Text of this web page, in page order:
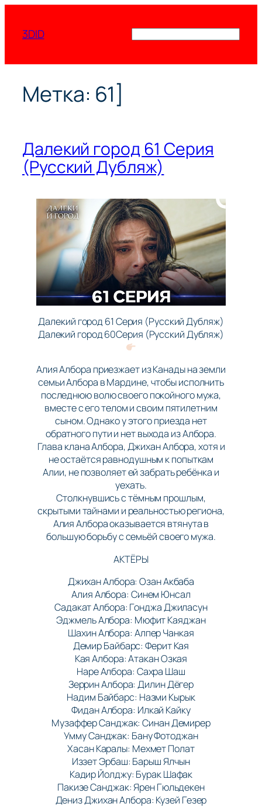
содержимому
3DID
Метка: 61]
Далекий город 61 Серия
(Русский Дубляж)
Далекий город 61 Серия (Русский Дубляж)
Далекий город 60Серия (Русский Дубляж)
Алия Албора приезжает из Канады на земли
семьи Албора в Мардине, чтобы исполнить
последнюю волю своего покойного мужа,
вместе с его телом и своим пятилетним
сыном. Однако у этого приезда нет
обратного пути и нет выхода из Албора.
Глава клана Албора, Джихан Албора, хотя и
не остаётся равнодушным к попыткам
Алии, не позволяет ей забрать ребёнка и
уехать.
Столкнувшись с тёмным прошлым,
скрытыми тайнами и реальностью региона,
Алия Албора оказывается втянута в
большую борьбу с семьёй своего мужа.
АКТЁРЫ
Джихан Албора: Озан Акбаба
Алия Албора: Синем Юнсал
Садакат Албора: Гонджа Джиласун
Эджмель Албора: Мюфит Каяджан
Шахин Албора: Алпер Чанкая
Демир Байбарс: Ферит Кая
Кая Албора: Атакан Озкая
Наре Албора: Сахра Шаш
Зеррин Албора: Дилин Дёгер
Надим Байбарс: Назми Кырык
Фидан Албора: Илкай Кайку
Музаффер Санджак: Синан Демирер
Умму Санджак: Бану Фотоджан
Хасан Каралы: Мехмет Полат
Иззет Эрбаш: Барыш Ялчын
Кадир Йолджу: Бурак Шафак
Пакизе Санджак: Ярен Гюльдекен
Дениз Джихан Албора: Кузей Гезер